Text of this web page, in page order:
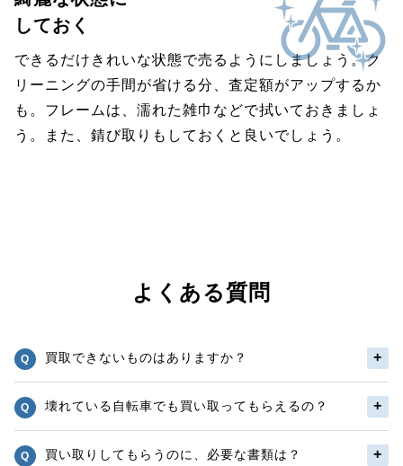
しておく
できるだけきれいな状態で売るようにしましょう。ク
リーニングの手間が省ける分、査定額がアップするか
も。フレームは、濡れた雑巾などで拭いておきましょ
う。また、錆び取りもしておくと良いでしょう。
よくある質問
買取できないものはありますか？
壊れている自転車でも買い取ってもらえるの？
買い取りしてもらうのに、必要な書類は？